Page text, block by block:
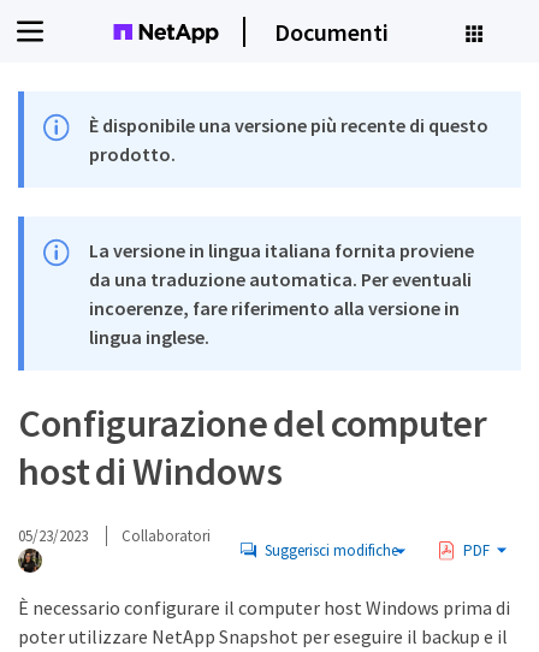
Documenti
È disponibile una versione più recente di questo
prodotto.
La versione in lingua italiana fornita proviene
da una traduzione automatica. Per eventuali
incoerenze, fare riferimento alla versione in
lingua inglese.
Configurazione del computer
host di Windows
05/23/2023 Collaboratori
Suggerisci modifiche PDF
È necessario configurare il computer host Windows prima di
poter utilizzare NetApp Snapshot per eseguire il backup e il